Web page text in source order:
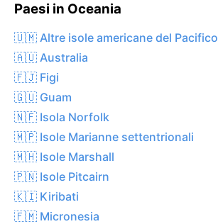
Paesi in Oceania
🇺🇲 Altre isole americane del Pacifico
🇦🇺 Australia
🇫🇯 Figi
🇬🇺 Guam
🇳🇫 Isola Norfolk
🇲🇵 Isole Marianne settentrionali
🇲🇭 Isole Marshall
🇵🇳 Isole Pitcairn
🇰🇮 Kiribati
🇫🇲 Micronesia